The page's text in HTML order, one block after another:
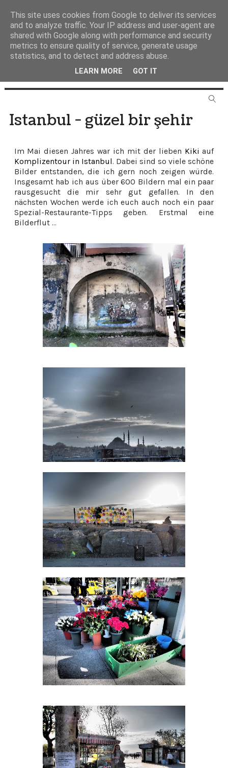
Istanbul - güzel bir şehir
Im Mai diesen Jahres war ich mit der lieben Kiki auf
Komplizentour in Istanbul. Dabei sind so viele schöne
Bilder entstanden, die ich gern noch zeigen würde.
Insgesamt hab ich aus über 600 Bildern mal ein paar
rausgesucht die mir sehr gut gefallen. In den
nächsten Wochen werde ich euch auch noch ein paar
Spezial-Restaurante-Tipps geben. Erstmal eine
Bilderflut ...
This site uses cookies from Google to deliver its services
and to analyze traffic. Your IP address and user-agent are
shared with Google along with performance and security
metrics to ensure quality of service, generate usage
statistics, and to detect and address abuse.
LEARN MORE GOT IT